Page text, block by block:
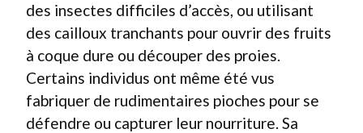
des insectes difficiles d’accès, ou utilisant
des cailloux tranchants pour ouvrir des fruits
à coque dure ou découper des proies.
Certains individus ont même été vus
fabriquer de rudimentaires pioches pour se
défendre ou capturer leur nourriture. Sa